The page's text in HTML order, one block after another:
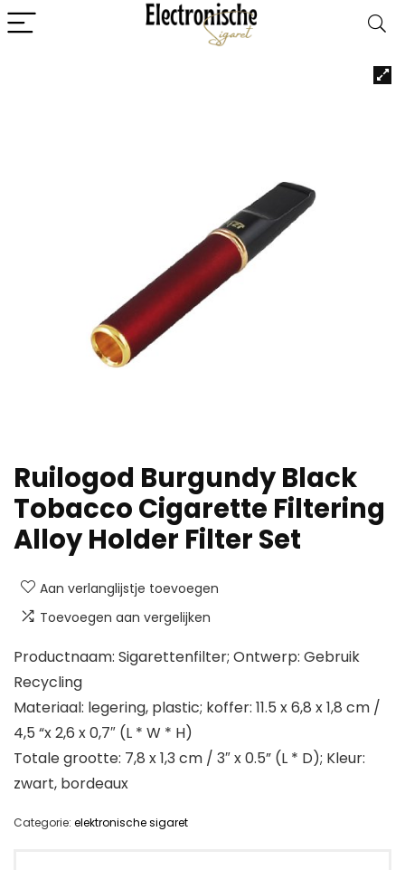
Ruilogod Burgundy Black
Tobacco Cigarette Filtering
Alloy Holder Filter Set
Aan verlanglijstje toevoegen
Toevoegen aan vergelijken
Productnaam: Sigarettenfilter; Ontwerp: Gebruik
Recycling
Materiaal: legering, plastic; koffer: 11.5 x 6,8 x 1,8 cm /
4,5 “x 2,6 x 0,7″ (L * W * H)
Totale grootte: 7,8 x 1,3 cm / 3″ x 0.5” (L * D); Kleur:
zwart, bordeaux
Categorie: elektronische sigaret